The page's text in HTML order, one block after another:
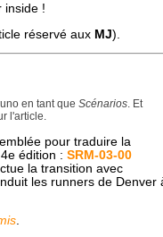
inside !
réservé aux MJ).
en tant que Scénarios. Et
l'article.
pour traduire la
édition : SRM-03-00
la transition avec
les runners de Denver
.